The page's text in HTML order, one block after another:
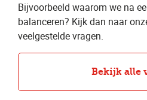
Bijvoorbeeld waarom we na
balanceren? Kijk dan naar
veelgestelde vragen.
Bekijk alle